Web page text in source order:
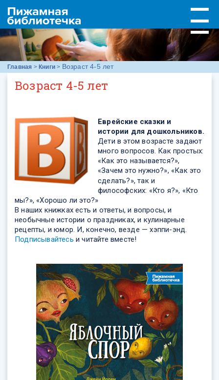
Главная > Книги > Возраст 4-5 лет
Возраст 4-5 лет
Еврейские сказки и
истории для дошкольников.
Дети в этом возрасте задают
много вопросов. Как простых:
«Как это называется?»,
«Зачем это нужно?», «Как это
сделать?», так и
философских: «Кто я?», «Кто
мы?», «Хорошо ли это?»
В наших книжках есть и ответы, и вопросы, и
необычные истории о праздниках, и кулинарные
рецепты, и юмор. И, конечно, везде — хэппи-энд.
Подписывайтесь и читайте вместе!
Яблочный спор
Книга
сентября
Автор:
Джейн Йоллен
В своей новой работе, которую сама автор
определяет как «современный мидраш»,
Йолен предлагает неожиданный взгляд на
историю грехопадения и изгнания первых
людей из Рая.